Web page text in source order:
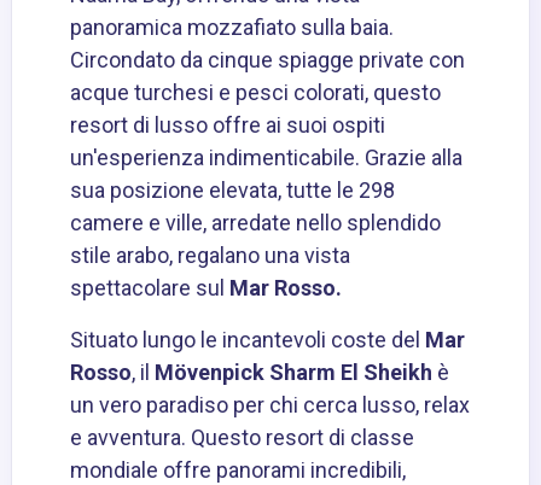
panoramica mozzafiato sulla baia.
Circondato da cinque spiagge private con
acque turchesi e pesci colorati, questo
resort di lusso offre ai suoi ospiti
un'esperienza indimenticabile. Grazie alla
sua posizione elevata, tutte le 298
camere e ville, arredate nello splendido
stile arabo, regalano una vista
spettacolare sul Mar Rosso.
Situato lungo le incantevoli coste del Mar
Rosso, il Mövenpick Sharm El Sheikh è
un vero paradiso per chi cerca lusso, relax
e avventura. Questo resort di classe
mondiale offre panorami incredibili,